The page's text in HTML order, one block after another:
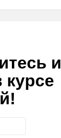
и
курсе